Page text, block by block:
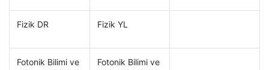
Fizik DR Fizik YL
Fotonik Bilimi ve
Fotonik Bilimi ve